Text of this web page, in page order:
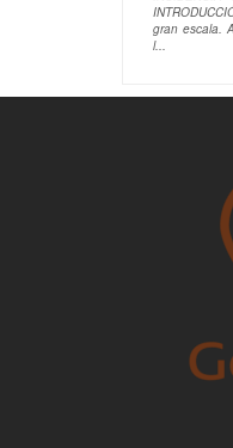
gran escala.
l...